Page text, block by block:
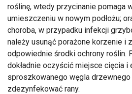
roślinę, wtedy przycinanie pomaga
umieszczeniu w nowym podłożu;
choroba, w przypadku infekcji
należy usunąć porażone korzenie i
odpowiednie środki ochrony roślin.
dokładnie oczyścić miejsce cięcia i
sproszkowanego węgla drzewnego
zdezynfekować rany.